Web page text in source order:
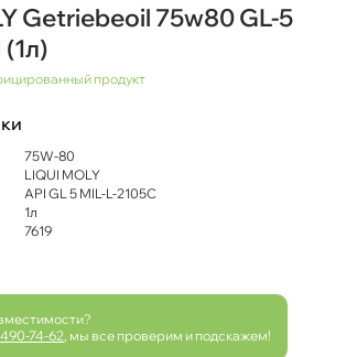
Getriebeoil 75w80 GL-5
продукт
75W-80
LIQUI MOLY
API GL 5 MIL-L-2105C
1л
7619
74-62 , мы все проверим и подскажем!